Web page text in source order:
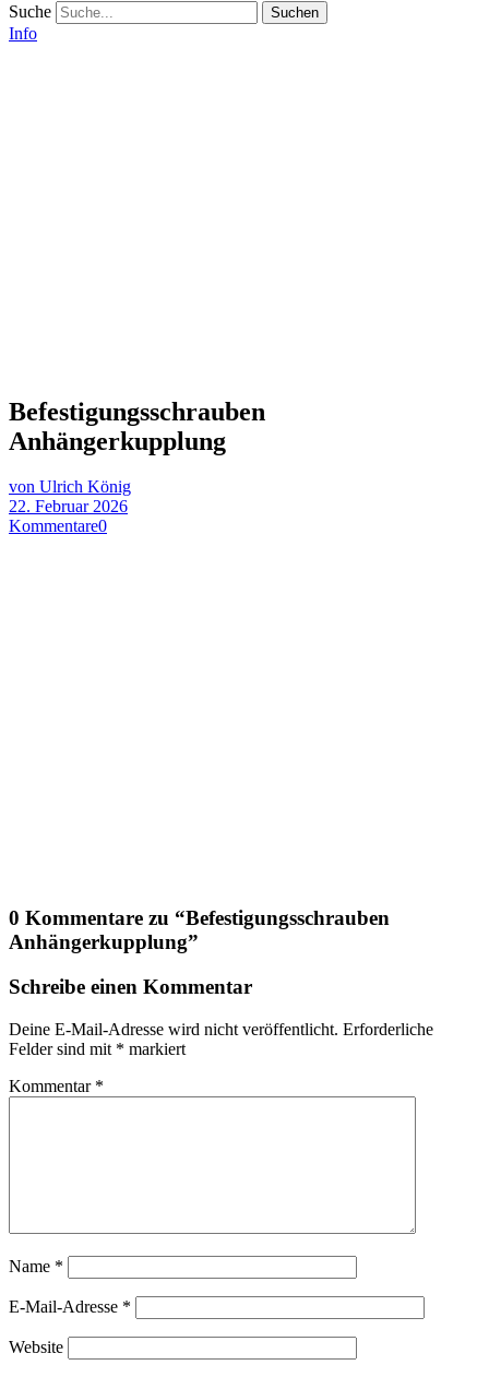
Suche
Info
Befestigungsschrauben
Anhängerkupplung
von Ulrich König
22. Februar 2026
Kommentare0
0 Kommentare zu “Befestigungsschrauben
Anhängerkupplung”
Schreibe einen Kommentar
Deine E-Mail-Adresse wird nicht veröffentlicht. Erforderliche
Felder sind mit * markiert
Kommentar *
Name *
E-Mail-Adresse *
Website